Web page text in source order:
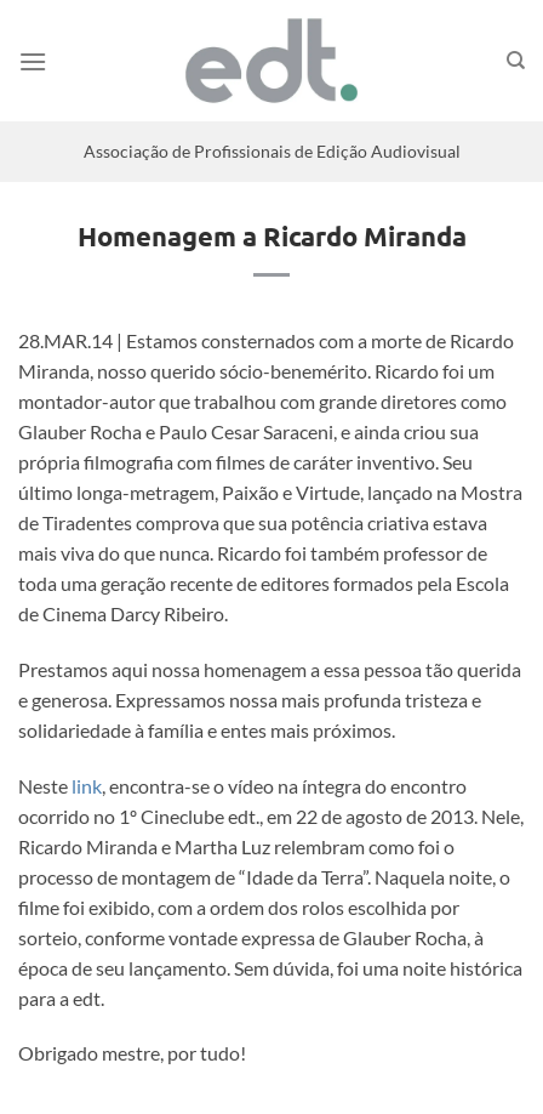
Associação de Profissionais de Edição Audiovisual
Homenagem a Ricardo Miranda
28.MAR.14 | Estamos consternados com a morte de Ricardo
Miranda, nosso querido sócio-benemérito. Ricardo foi um
montador-autor que trabalhou com grande diretores como
Glauber Rocha e Paulo Cesar Saraceni, e ainda criou sua
própria filmografia com filmes de caráter inventivo. Seu
último longa-metragem, Paixão e Virtude, lançado na Mostra
de Tiradentes comprova que sua potência criativa estava
mais viva do que nunca. Ricardo foi também professor de
toda uma geração recente de editores formados pela Escola
de Cinema Darcy Ribeiro.
Prestamos aqui nossa homenagem a essa pessoa tão querida
e generosa. Expressamos nossa mais profunda tristeza e
solidariedade à família e entes mais próximos.
Neste link , encontra-se o vídeo na íntegra do encontro
ocorrido no 1º Cineclube edt., em 22 de agosto de 2013. Nele,
Ricardo Miranda e Martha Luz relembram como foi o
processo de montagem de “Idade da Terra”. Naquela noite, o
filme foi exibido, com a ordem dos rolos escolhida por
sorteio, conforme vontade expressa de Glauber Rocha, à
época de seu lançamento. Sem dúvida, foi uma noite histórica
para a edt.
Obrigado mestre, por tudo!